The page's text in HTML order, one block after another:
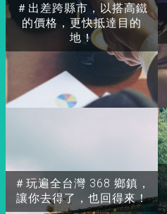
＃出差跨縣市，以搭高鐵
的價格，更快抵達目的
地！
＃玩遍全台灣 368 鄉鎮，
讓你去得了，也回得來！